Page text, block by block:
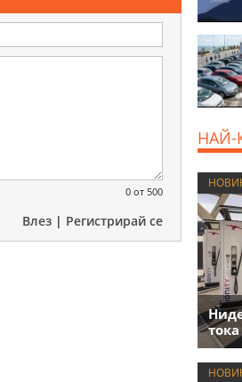
0 от 500
Влез | Регистрирай се
НАЙ-